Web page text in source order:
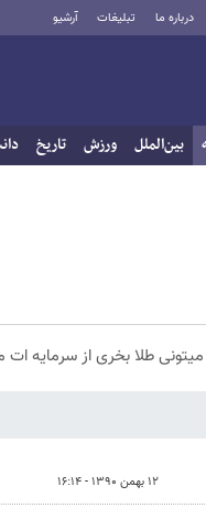
درباره ما تبلیغات آرشیو
بین‌الملل ورزش تاریخ
میتونی طلا بخری از سرمایه
۱۲ بهمن ۱۳۹۰ - ۱۶:۱۴